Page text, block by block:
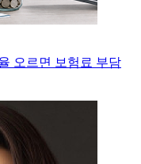
오르면 보험료 부담